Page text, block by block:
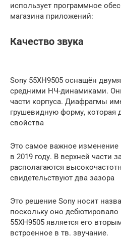
использует программное
магазина приложений:
Качество звука
Sony 55XH9505 оснащён
средними НЧ-динамиками.
части корпуса. Диафрагмы
грушевидную форму, которая
свойства
Это самое важное изменение
в 2019 году. В верхней части
располагаются
свидетельствуют два зазора
Это решение Sony носит
поскольку оно дебютировало
55XH9505 является его
встроенное в тв. звучание.